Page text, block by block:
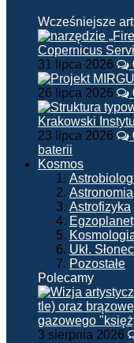
Wcześniejsze
31 lipca 2026
26 lipca 2026
23 lipca 2026
baterii
Kosmos
Astronomia
Astrofizyka
Ukł.
Pozostałe
Polecamy
3 sierpnia 2026